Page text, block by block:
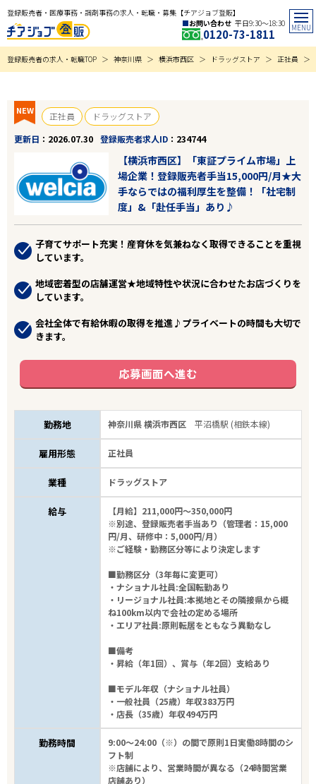
登録販売者・医療事務・調剤事務の求人・転職・募集【チアジョブ登販】
お問い合わせ 平日9:30〜18:30
0120-73-1811
登録販売者の求人・転職TOP 神奈川県 横浜市西区 ドラッグストア 正社員
NEW 正社員
ドラッグストア
更新日
2026.07.30 登録販売者求人ID 234744
【横浜市西区】「東証プライム市場」上
場企業！登録販売者手当15,000円/月★大
手ならではの福利厚生を整備！「社宅制
度」&「赴任手当」あり♪
子育てサポート充実！産育休を気兼ねなく取得できることを重視
しています。
地域密着型の店舗運営★地域特性や状況に合わせたお店づくりを
しています。
会社全体で有給休暇の取得を推進♪プライベートの時間も大切で
きます。
応募画面へ進む
勤務地 神奈川県 横浜市西区平沼橋駅 (相鉄本線)
雇用形態 正社員
業種 ドラッグストア
給与
【月給】211,000円～350,000円
※別途、登録販売者手当あり（管理者：15,000
円/月、研修中：5,000円/月）
※ご経験・勤務区分等により決定します
■勤務区分（3年毎に変更可）
・ナショナル社員:全国転勤あり
・リージョナル社員:本拠地とその隣接県から概
ね100km以内で会社の定める場所
・エリア社員:原則転居をともなう異動なし
■備考
・昇給（年1回）、賞与（年2回）支給あり
■モデル年収（ナショナル社員）
・一般社員（25歳）年収383万円
・店長（35歳）年収494万円
勤務時間
9:00～24:00（※）の間で原則1日実働8時間のシ
フト制
※店舗により、営業時間が異なる（24時間営業
店舗あり）